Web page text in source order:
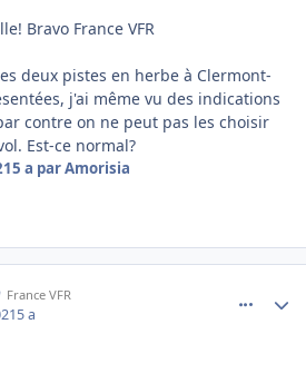
Bravo France VFR
deux pistes en herbe à Clermont-
j'ai même vu des indications
contre on ne peut pas les choisir
Est-ce normal?
5 a par Amorisia
France VFR
5 a